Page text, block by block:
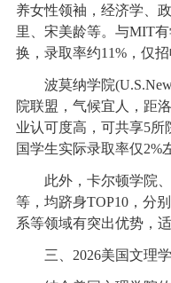
养女性领袖，经济学、
里、宋美龄等。与MIT
换，录取率约11%，仅
波莫纳学院
院联盟，气候宜人，距
业认可度高，可共享5所
国学生实际录取率仅2%
此外，卡尔顿学院、
等，均跻身TOP10，分
系等领域有突出优势，
三、2026美国文理学